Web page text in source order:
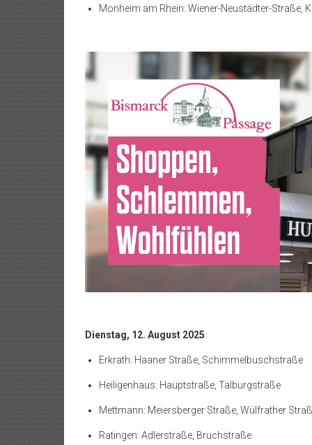
Monheim am Rhein: Wiener-Neustädter-Straße,
Dienstag, 12. August 2025
Erkrath: Haaner Straße, Schimmelbuschstraße
Heiligenhaus: Hauptstraße, Talburgstraße
Mettmann: Meiersberger Straße, Wülfrather
Ratingen: Adlerstraße, Bruchstraße